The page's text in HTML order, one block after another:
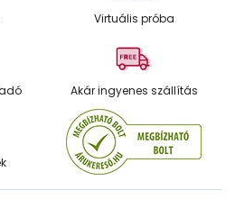
Virtuális próba
Akár ingyenes szállítás